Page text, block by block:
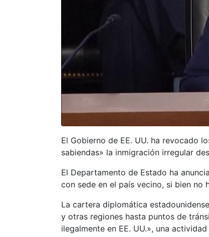
El Gobierno de EE. UU. ha revocado
sabiendas» la inmigración irregular
El Departamento de Estado ha
con sede en el país vecino, si bien no
La cartera diplomática
y otras regiones hasta puntos de
ilegalmente en EE. UU.», una